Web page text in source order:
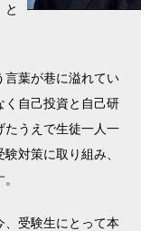
と
言葉が巷に溢れてい
く自己投資と自己研
たうえで生徒一人一
対策に取り組み、
、受験生にとって本